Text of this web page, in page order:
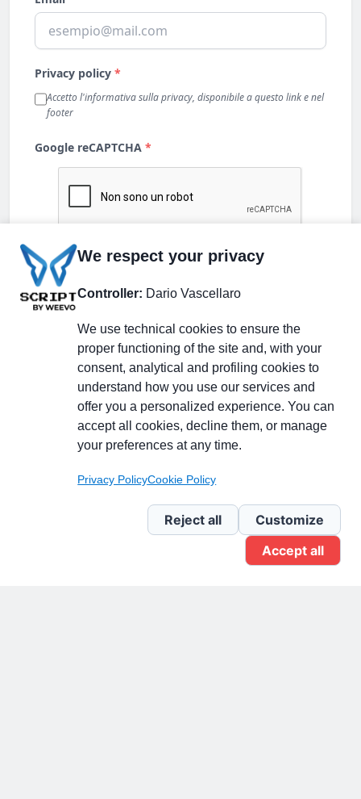
Partecipa alla discussione
Pagina Linkedin
Newsletter Linkedin
We respect your privacy
Controller: Dario Vascellaro
We use technical cookies to ensure the
proper functioning of the site and, with your
consent, analytical and profiling cookies to
understand how you use our services and
offer you a personalized experience. You can
accept all cookies, decline them, or manage
your preferences at any time.
Privacy PolicyCookie Policy
Reject all
Customize
Accept all